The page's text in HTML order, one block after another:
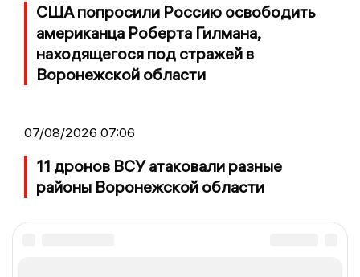
США попросили Россию освободить
американца Роберта Гилмана,
находящегося под стражей в
Воронежской области
07/08/2026 07:06
11 дронов ВСУ атаковали разные
районы Воронежской области